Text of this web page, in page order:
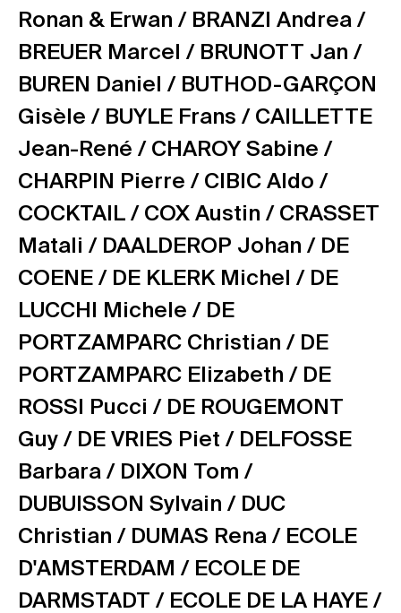
Ronan & Erwan / BRANZI Andrea /
BREUER Marcel / BRUNOTT Jan /
BUREN Daniel / BUTHOD-GARÇON
Gisèle / BUYLE Frans / CAILLETTE
Jean-René / CHAROY Sabine /
CHARPIN Pierre / CIBIC Aldo /
COCKTAIL / COX Austin / CRASSET
Matali / DAALDEROP Johan / DE
COENE / DE KLERK Michel / DE
LUCCHI Michele / DE
PORTZAMPARC Christian / DE
PORTZAMPARC Elizabeth / DE
ROSSI Pucci / DE ROUGEMONT
Guy / DE VRIES Piet / DELFOSSE
Barbara / DIXON Tom /
DUBUISSON Sylvain / DUC
Christian / DUMAS Rena / ECOLE
D'AMSTERDAM / ECOLE DE
DARMSTADT / ECOLE DE LA HAYE /